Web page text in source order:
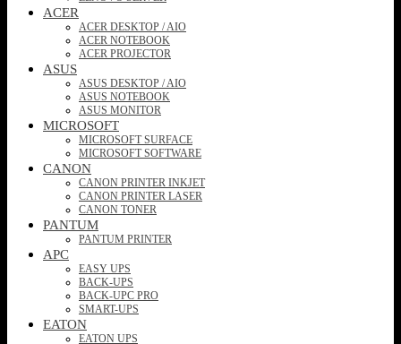
ACER
ACER DESKTOP / AIO
ACER NOTEBOOK
ACER PROJECTOR
ASUS
ASUS DESKTOP / AIO
ASUS NOTEBOOK
ASUS MONITOR
MICROSOFT
MICROSOFT SURFACE
MICROSOFT SOFTWARE
CANON
CANON PRINTER INKJET
CANON PRINTER LASER
CANON TONER
PANTUM
PANTUM PRINTER
APC
EASY UPS
BACK-UPS
BACK-UPC PRO
SMART-UPS
EATON
EATON UPS